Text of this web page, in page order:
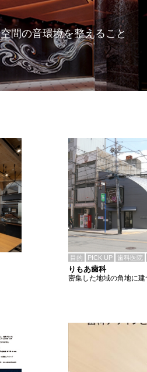
空間の音環境を整えること
目的 PICK UP 歯科医院
りもあ歯科
密集した地域の角地に